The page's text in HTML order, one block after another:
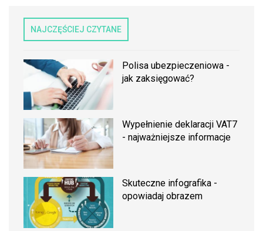
NAJCZĘŚCIEJ CZYTANE
Polisa ubezpieczeniowa -
jak zaksięgować?
Wypełnienie deklaracji VAT7
- najważniejsze informacje
Skuteczne infografika -
opowiadaj obrazem